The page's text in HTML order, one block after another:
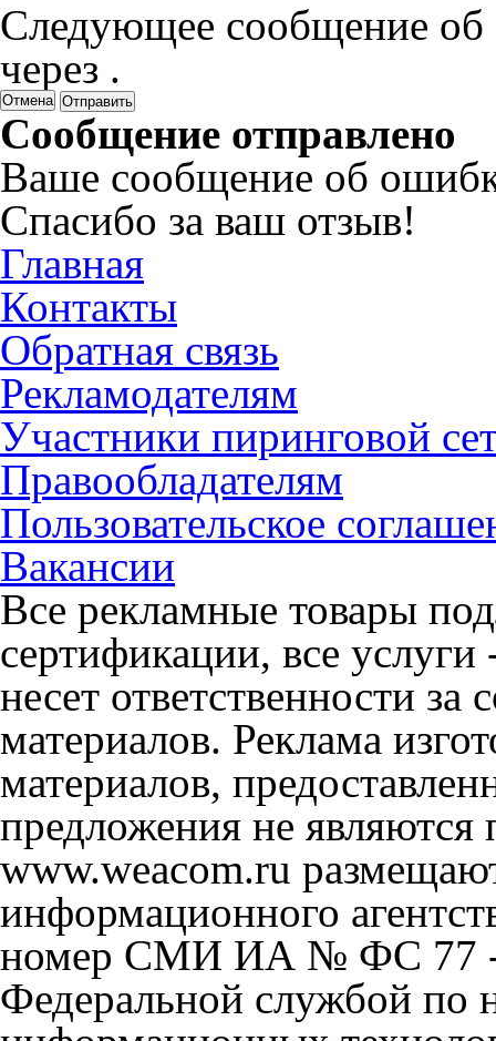
Следующее сообщение об
через .
Отмена
Сообщение отправлено
Ваше сообщение об
Спасибо за ваш отзыв!
Главная
Контакты
Обратная связь
Рекламодателям
Участники пиринговой
Правообладателям
Пользовательское
Вакансии
Все рекламные товары
сертификации, все
несет ответственности
материалов. Реклама
материалов,
предложения не
www.weacom.ru
информационного
номер СМИ ИА № ФС 77 -
Федеральной службой по